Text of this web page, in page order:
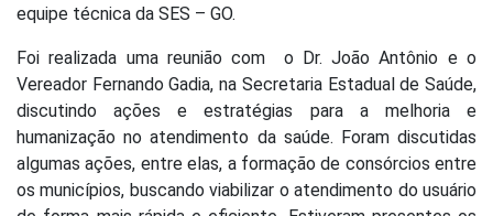
equipe técnica da SES – GO.
Foi realizada uma reunião com o Dr. João Antônio e o
Vereador Fernando Gadia, na Secretaria Estadual de Saúde,
discutindo ações e estratégias para a melhoria e
humanização no atendimento da saúde. Foram discutidas
algumas ações, entre elas, a formação de consórcios entre
os municípios, buscando viabilizar o atendimento do usuário